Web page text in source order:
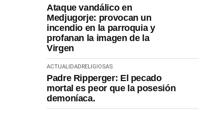
Ataque vandálico en
Medjugorje: provocan un
incendio en la parroquia y
profanan la imagen de la
Virgen
ACTUALIDADRELIGIOSAS
Padre Ripperger: El pecado
mortal es peor que la posesión
demoníaca.